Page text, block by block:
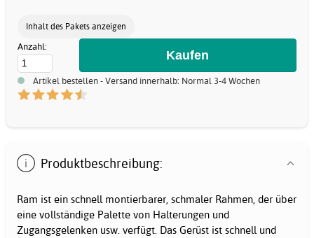
Inhalt des Pakets anzeigen
Anzahl:
Artikel bestellen - Versand innerhalb: Normal 3-4 Wochen
Produktbeschreibung:
Ram ist ein schnell montierbarer, schmaler Rahmen, der über
eine vollständige Palette von Halterungen und
Zugangsgelenken usw. verfügt. Das Gerüst ist schnell und